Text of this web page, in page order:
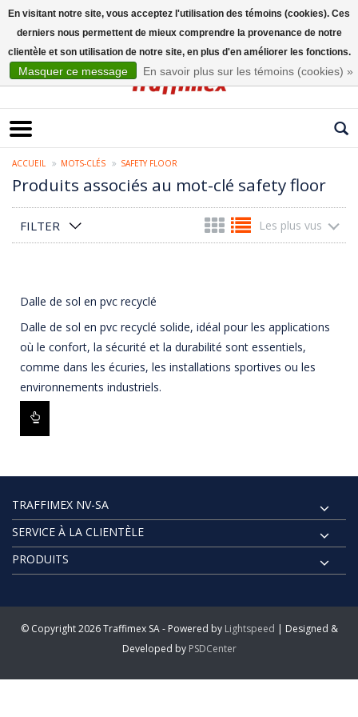
ACCUEIL MOTS-CLÉS SAFETY FLOOR
Produits associés au mot-clé safety floor
FILTER Les plus vus
Dalle de sol en pvc recyclé
Dalle de sol en pvc recyclé solide, idéal pour les applications
où le confort, la sécurité et la durabilité sont essentiels,
comme dans les écuries, les installations sportives ou les
environnements industriels.
TRAFFIMEX NV-SA
SERVICE À LA CLIENTÈLE
PRODUITS
© Copyright 2026 Traffimex SA - Powered by Lightspeed | Designed &
Developed by PSDCenter
En visitant notre site, vous acceptez l'utilisation des témoins (cookies). Ces
derniers nous permettent de mieux comprendre la provenance de notre
clientèle et son utilisation de notre site, en plus d'en améliorer les fonctions.
Masquer ce message En savoir plus sur les témoins (cookies) »